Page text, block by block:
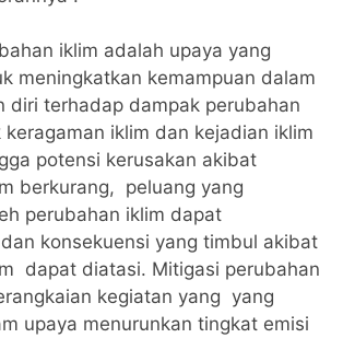
iklim adalah upaya yang
meningkatkan kemampuan dalam
diri terhadap dampak perubahan
keragaman iklim dan kejadian iklim
potensi kerusakan akibat
berkurang, peluang yang
perubahan iklim dapat
konsekuensi yang timbul akibat
dapat diatasi. Mitigasi perubahan
kegiatan yang yang
upaya menurunkan tingkat emisi